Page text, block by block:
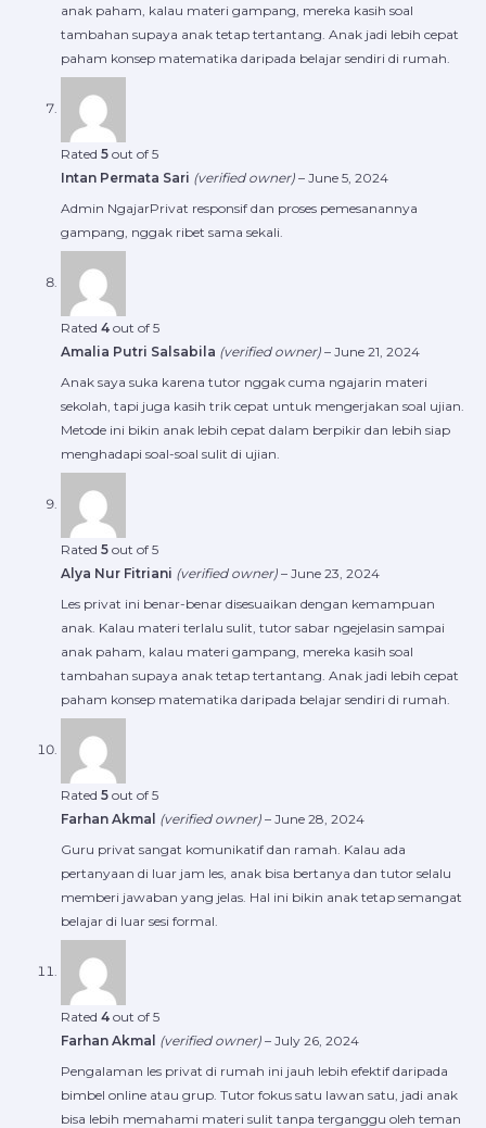
anak paham, kalau materi gampang, mereka kasih soal
tambahan supaya anak tetap tertantang. Anak jadi lebih cepat
paham konsep matematika daripada belajar sendiri di rumah.
Rated 5 out of 5
Intan Permata Sari (verified owner) – June 5, 2024
Admin NgajarPrivat responsif dan proses pemesanannya
gampang, nggak ribet sama sekali.
Rated 4 out of 5
Amalia Putri Salsabila (verified owner) – June 21, 2024
Anak saya suka karena tutor nggak cuma ngajarin materi
sekolah, tapi juga kasih trik cepat untuk mengerjakan soal ujian.
Metode ini bikin anak lebih cepat dalam berpikir dan lebih siap
menghadapi soal-soal sulit di ujian.
Rated 5 out of 5
Alya Nur Fitriani (verified owner) – June 23, 2024
Les privat ini benar-benar disesuaikan dengan kemampuan
anak. Kalau materi terlalu sulit, tutor sabar ngejelasin sampai
anak paham, kalau materi gampang, mereka kasih soal
tambahan supaya anak tetap tertantang. Anak jadi lebih cepat
paham konsep matematika daripada belajar sendiri di rumah.
Rated 5 out of 5
Farhan Akmal (verified owner) – June 28, 2024
Guru privat sangat komunikatif dan ramah. Kalau ada
pertanyaan di luar jam les, anak bisa bertanya dan tutor selalu
memberi jawaban yang jelas. Hal ini bikin anak tetap semangat
belajar di luar sesi formal.
Rated 4 out of 5
Farhan Akmal (verified owner) – July 26, 2024
Pengalaman les privat di rumah ini jauh lebih efektif daripada
bimbel online atau grup. Tutor fokus satu lawan satu, jadi anak
bisa lebih memahami materi sulit tanpa terganggu oleh teman